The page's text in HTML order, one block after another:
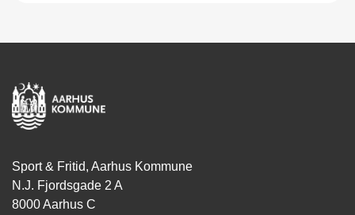
Sport & Fritid, Aarhus Kommune
N.J. Fjordsgade 2 A
8000 Aarhus C